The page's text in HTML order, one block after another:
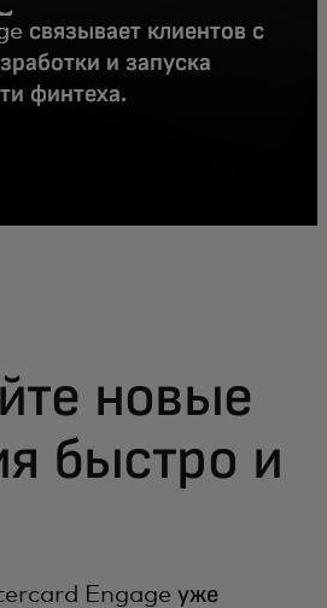
связывает клиентов с
и запуска
финтеха.
новые
быстро и
Engage уже